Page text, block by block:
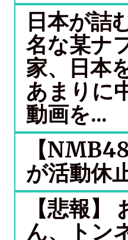
日本が詰
名な某ナ
家、日本
あまりに
動画を...
【
が活動休
【悲報】
ん、トン